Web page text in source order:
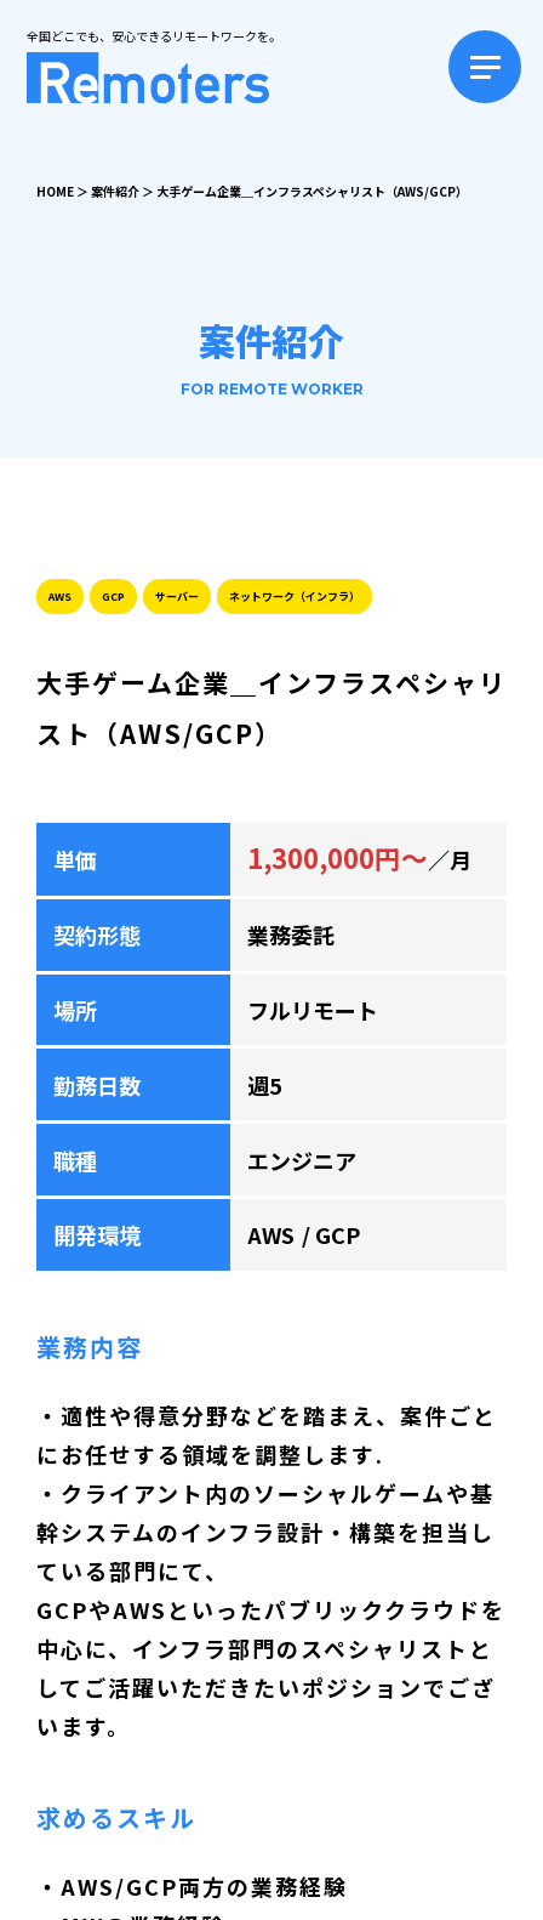
全国どこでも、安心できるリモートワークを。
HOME ＞ 案件紹介 ＞ 大手ゲーム企業＿インフラスペシャリスト（AWS/GCP）
案件紹介
FOR REMOTE WORKER
AWS GCP サーバー ネットワーク（インフラ）
大手ゲーム企業＿インフラスペシャリ
スト（AWS/GCP）
単価 1,300,000円～／月
契約形態 業務委託
場所 フルリモート
勤務日数 週5
職種 エンジニア
開発環境 AWS GCP
業務内容
・適性や得意分野などを踏まえ、案件ごと
にお任せする領域を調整します.
・クライアント内のソーシャルゲームや基
幹システムのインフラ設計・構築を担当し
ている部門にて、
GCPやAWSといったパブリッククラウドを
中心に、インフラ部門のスペシャリストと
してご活躍いただきたいポジションでござ
います。
求めるスキル
・AWS/GCP両方の業務経験